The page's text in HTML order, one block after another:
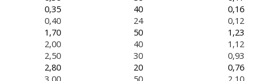
0,35 40 0,16
0,40 24 0,12
1,70 50 1,23
2,00 40 1,12
2,50 30 0,93
2,80 20 0,76
3,00 50 2,10